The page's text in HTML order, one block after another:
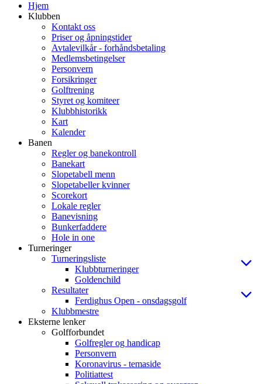
Hjem
Klubben
Kontakt oss
Priser og åpningstider
Avtalevilkår - forhåndsbetaling
Medlemsbetingelser
Personvern
Forsikringer
Golftrening
Styret og komiteer
Klubbhistorikk
Kart
Kalender
Banen
Regler og banekontroll
Banekart
Slopetabell menn
Slopetabeller kvinner
Scorekort
Lokale regler
Banevisning
Bunkerfaddere
Hole in one
Turneringer
Turneringsliste
Klubbturneringer
Goldenchild
Resultater
Ferdighus Open - onsdagsgolf
Klubbmestre
Eksterne lenker
Golfforbundet
Golfregler og handicap
Personvern
Koronavirus - temaside
Politiattest